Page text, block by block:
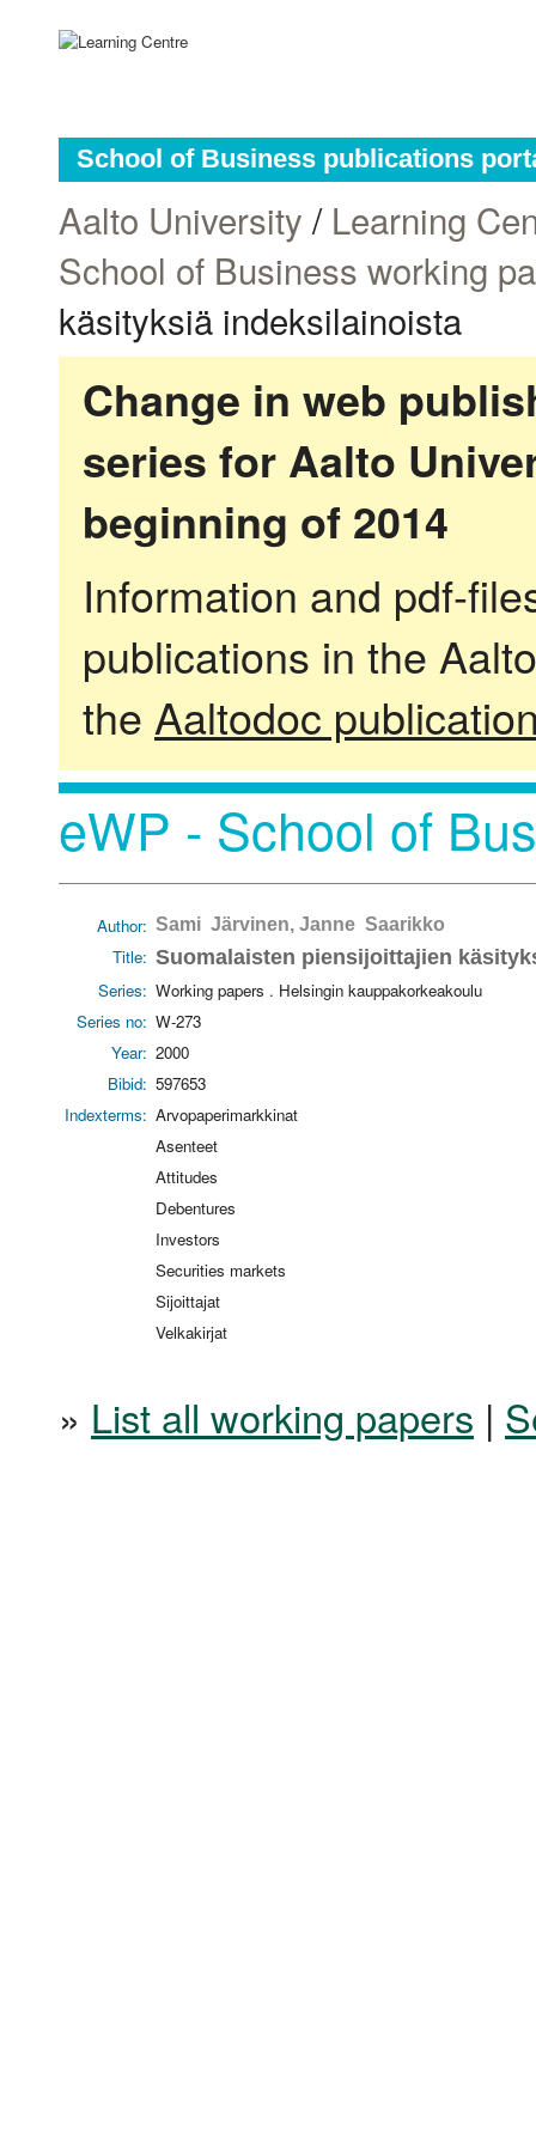
School of Business publications
Aalto University / Learning
School of Business working
käsityksiä indeksilainoista
Change in web
series for Aalto
beginning of 2014
Information and pdf-
publications in the
the Aaltodoc
eWP - School of
Author: Sami Järvinen, Janne Saarikko
Title: Suomalaisten piensijoittajien
Series: Working papers . Helsingin kauppakorkeakoulu
Series no: W-273
Year: 2000
Bibid: 597653
Indexterms: Arvopaperimarkkinat
Asenteet
Attitudes
Debentures
Investors
Securities markets
Sijoittajat
Velkakirjat
» List all working papers |